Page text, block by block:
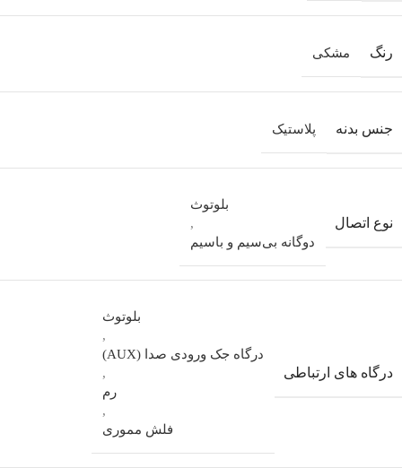
رنگ مشکی
جنس بدنه پلاستیک
نوع اتصال
بلوتوث
,
دوگانه بی‌سیم و باسیم
درگاه های ارتباطی
بلوتوث
,
درگاه جک ورودی صدا (AUX)
,
رم
,
فلش مموری